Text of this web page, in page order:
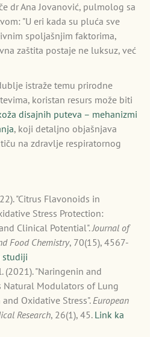
dr Ana Jovanović, pulmolog sa
"U eri kada su pluća sve
spoljašnjim faktorima,
zaštita postaje ne luksuz, već
istraže temu prirodne
koristan resurs može biti
disajnih puteva – mehanizmi
, koji detaljno objašnjava
na zdravlje respiratornog
"Citrus Flavonoids in
Stress Protection:
Clinical Potential".Journal of
Food Chemistry, 70(15), 4567-
studiji
(2021). "Naringenin and
Natural Modulators of Lung
Oxidative Stress".European
Research, 26(1), 45. Link ka